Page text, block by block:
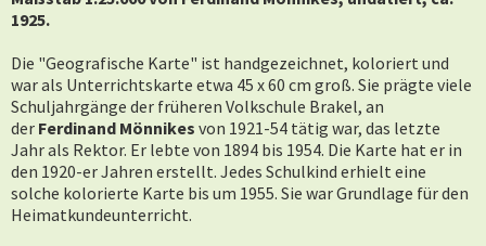
1925.
Die "Geografische Karte" ist handgezeichnet, koloriert und
war als Unterrichtskarte etwa 45 x 60 cm groß. Sie prägte viele
Schuljahrgänge der früheren Volkschule Brakel, an
der Ferdinand Mönnikes von 1921-54 tätig war, das letzte
Jahr als Rektor. Er lebte von 1894 bis 1954. Die Karte hat er in
den 1920-er Jahren erstellt. Jedes Schulkind erhielt eine
solche kolorierte Karte bis um 1955. Sie war Grundlage für den
Heimatkundeunterricht.